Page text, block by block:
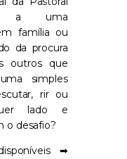
a uma
família ou
da procura
outros que
simples
rir ou
lado e
o desafio?
➡